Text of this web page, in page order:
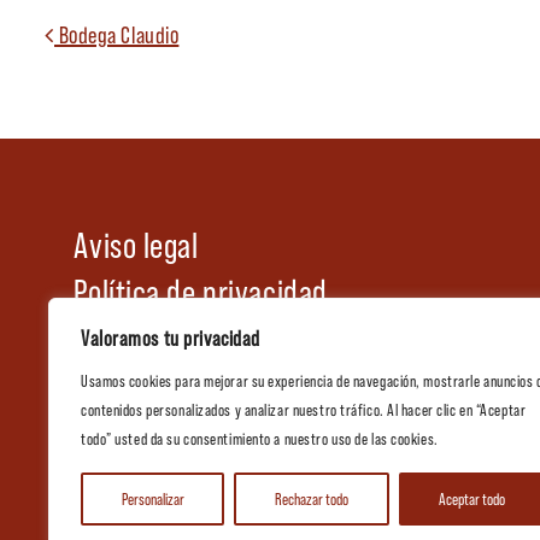
Valoramos tu privacidad
Usamos cookies para mejorar su experiencia de navegación, mostrarle anuncios
contenidos personalizados y analizar nuestro tráfico. Al hacer clic en “Aceptar
todo” usted da su consentimiento a nuestro uso de las cookies.
Personalizar Rechazar todo Aceptar todo
Navegación de
Bodega Claudio
Aviso legal
Política de privacidad
Política de cookies
Condiciones generales de venta
Tienda
Catálogo de Hostelería